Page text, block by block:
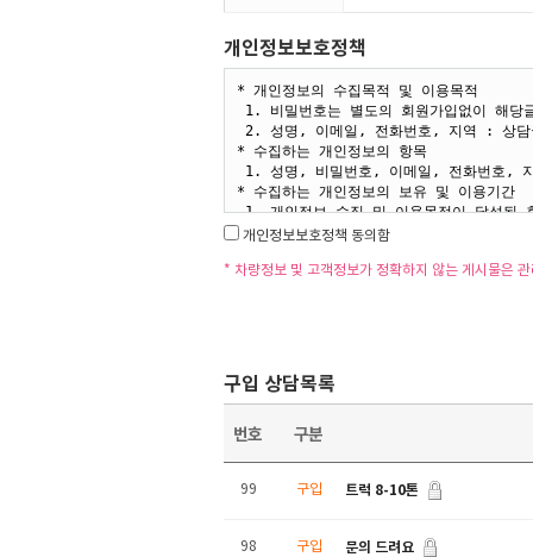
개인정보보호정책
개인정보보호정책 동의함
* 차량정보 및 고객정보가 정확하지 않는 게시물은
구입 상담목록
번호 구분
99 구입 트럭 8-10톤
98 구입 문의 드려요